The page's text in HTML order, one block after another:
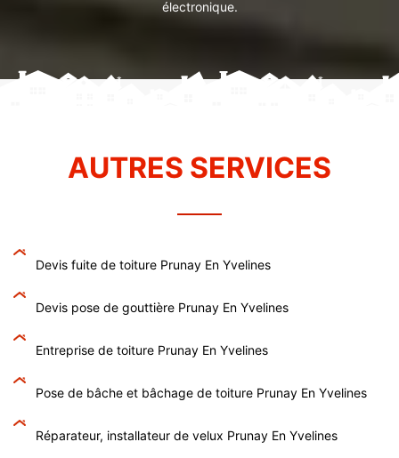
électronique.
AUTRES SERVICES
Devis fuite de toiture Prunay En Yvelines
Devis pose de gouttière Prunay En Yvelines
Entreprise de toiture Prunay En Yvelines
Pose de bâche et bâchage de toiture Prunay En Yvelines
Réparateur, installateur de velux Prunay En Yvelines